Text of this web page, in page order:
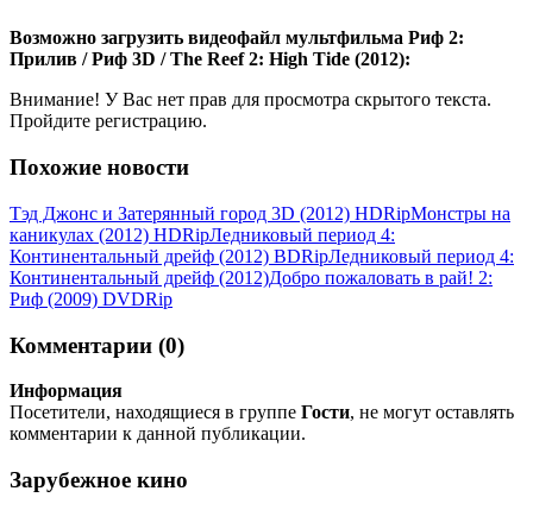
Возможно загрузить видеофайл мультфильма Риф 2:
Прилив / Риф 3D / The Reef 2: High Tide (2012):
Внимание! У Вас нет прав для просмотра скрытого текста.
Пройдите регистрацию.
Похожие новости
Тэд Джонс и Затерянный город 3D (2012) НDRірМонстры на
каникулах (2012) НDRірЛедниковый период 4:
Континентальный дрейф (2012) BDRipЛедниковый период 4:
Континентальный дрейф (2012)Добро пожаловать в рай! 2:
Риф (2009) DVDRір
Комментарии (0)
Информация
Посетители, находящиеся в группе Гости, не могут оставлять
комментарии к данной публикации.
Зарубежное кино